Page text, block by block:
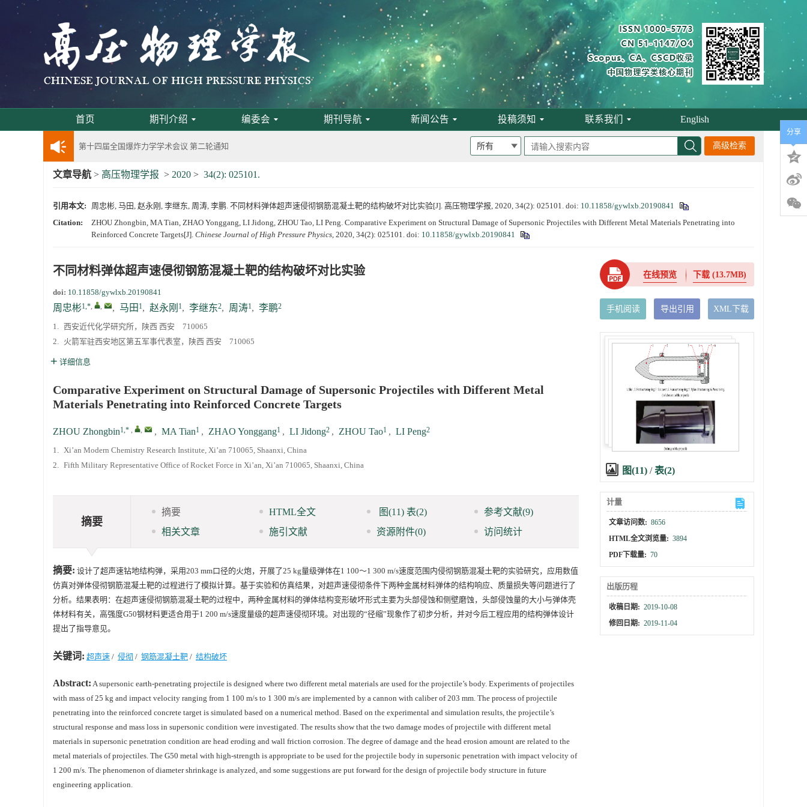
首页 期刊介绍 编委会 期刊导航 新闻公告 投稿须知 联系我们 English
《高压物理学报》将于2025年1月由双月刊变更为月刊
动载下材料物性机器学习与高通量研究专刊征稿启事
《高压物理学报》第二届青年编委会招募启事
《高压物理学报》2023年度优秀审稿人和优秀论文评选结果
第十四届全国爆炸力学学术会议 第二轮通知
第二十一届中国高压科学学术会议第一轮通知
通知
《高压物理学报》第三届青年编委会招募启事
高级检索
文章导航 > 高压物理学报 > 2020 > 34(2): 025101.
引用本文: 周忠彬, 马田, 赵永刚, 李继东, 周涛, 李鹏. 不同材料弹体超声速侵彻钢筋混凝土靶的结构破坏对比实验[J]. 高压物理学报, 2020, 34(2): 025101. doi: 10.11858/gywlxb.20190841
Citation:
ZHOU Zhongbin, MA Tian, ZHAO Yonggang, LI Jidong, ZHOU Tao, LI Peng. Comparative Experiment on Structural Damage of Supersonic Projectiles with Different Metal Materials Penetrating into
Reinforced Concrete Targets[J]. Chinese Journal of High Pressure Physics, 2020, 34(2): 025101. doi: 10.11858/gywlxb.20190841
不同材料弹体超声速侵彻钢筋混凝土靶的结构破坏对比实验
doi: 10.11858/gywlxb.20190841
周忠彬1,*, , , 马田 1, 赵永刚 1, 李继东2, 周涛1, 李鹏2
1. 西安近代化学研究所，陕西 西安 710065
2. 火箭军驻西安地区第五军事代表室，陕西 西安 710065
详细信息
Comparative Experiment on Structural Damage of Supersonic Projectiles with Different Metal
Materials Penetrating into Reinforced Concrete Targets
ZHOU Zhongbin1,* , , , MA Tian1 , ZHAO Yonggang1 , LI Jidong2 , ZHOU Tao1 , LI Peng2
1. Xi’an Modern Chemistry Research Institute, Xi’an 710065, Shaanxi, China
2. Fifth Military Representative Office of Rocket Force in Xi’an, Xi’an 710065, Shaanxi, China
摘要
摘要 HTML全文 图(11) 表(2) 参考文献(9)
相关文章
施引文献 资源附件(0) 访问统计
摘要: 设计了超声速钻地结构弹，采用203 mm口径的火炮，开展了25 kg量级弹体在1 100～1 300 m/s速度范围内侵彻钢筋混凝土靶的实验研究，应用数值
仿真对弹体侵彻钢筋混凝土靶的过程进行了模拟计算。基于实验和仿真结果，对超声速侵彻条件下两种金属材料弹体的结构响应、质量损失等问题进行了
分析。结果表明：在超声速侵彻钢筋混凝土靶的过程中，两种金属材料的弹体结构变形破坏形式主要为头部侵蚀和侧壁磨蚀，头部侵蚀量的大小与弹体壳
体材料有关，高强度G50钢材料更适合用于1 200 m/s速度量级的超声速侵彻环境。对出现的“径缩”现象作了初步分析，并对今后工程应用的结构弹体设计
提出了指导意见。
关键词: 超声速 / 侵彻 / 钢筋混凝土靶 / 结构破坏
Abstract: A supersonic earth-penetrating projectile is designed where two different metal materials are used for the projectile’s body. Experiments of projectiles
with mass of 25 kg and impact velocity ranging from 1 100 m/s to 1 300 m/s are implemented by a cannon with caliber of 203 mm. The process of projectile
penetrating into the reinforced concrete target is simulated based on a numerical method. Based on the experimental and simulation results, the projectile’s
structural response and mass loss in supersonic condition were investigated. The results show that the two damage modes of projectile with different metal
materials in supersonic penetration condition are head eroding and wall friction corrosion. The degree of damage and the head erosion amount are related to the
metal materials of projectiles. The G50 metal with high-strength is appropriate to be used for the projectile body in supersonic penetration with impact velocity of
1 200 m/s. The phenomenon of diameter shrinkage is analyzed, and some suggestions are put forward for the design of projectile body structure in future
engineering application.
在线预览 下载(13.7MB)
手机阅读 导出引用 XML下载
图(11) /表(2)
计量
文章访问数: 8656
HTML全文浏览量: 3894
PDF下载量: 70
出版历程
收稿日期: 2019-10-08
修回日期: 2019-11-04
分享